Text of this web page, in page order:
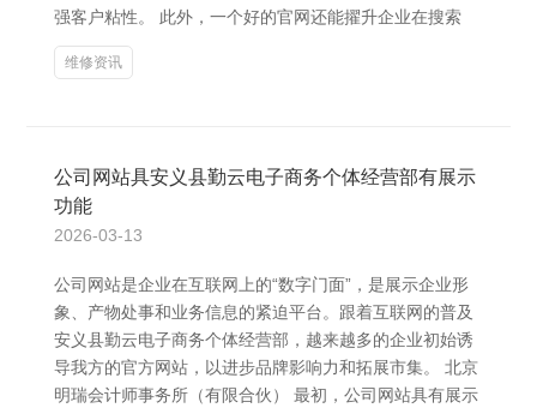
强客户粘性。 此外，一个好的官网还能擢升企业在搜索
维修资讯
公司网站具安义县勤云电子商务个体经营部有展示
功能
2026-03-13
公司网站是企业在互联网上的“数字门面”，是展示企业形
象、产物处事和业务信息的紧迫平台。跟着互联网的普及
安义县勤云电子商务个体经营部，越来越多的企业初始诱
导我方的官方网站，以进步品牌影响力和拓展市集。 北京
明瑞会计师事务所（有限合伙） 最初，公司网站具有展示